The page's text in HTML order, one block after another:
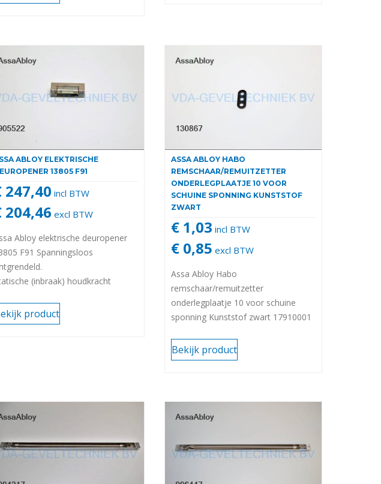
ABLOY ELEKTRISCHE
13805 F91
247,40 incl BTW
204,46 excl BTW
Abloy elektrische deuropener
F91 Spanningsloos
(inbraak) houdkracht
dagschootvoorbelasting DC 30
mm
product
ASSA ABLOY HABO
REMSCHAAR/REMUITZETTER
ONDERLEGPLAATJE 10 VOOR
SCHUINE SPONNING KUNSTSTOF
ZWART
€ 1,03 incl BTW
€ 0,85 excl BTW
Assa Abloy Habo
remschaar/remuitzetter
onderlegplaatje 10 voor schuine
sponning Kunststof zwart 17910001
Bekijk product